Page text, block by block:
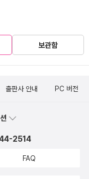
보관함
출판사 안내 PC 버전
2514
FAQ